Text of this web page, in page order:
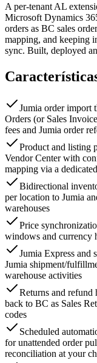
A per-tenant AL
Microsoft Dynamics
orders as BC sales
mapping, and keeping
sync. Built, deployed
Jumia order import
Orders (or Sales
fees and Jumia order
Product and listing
Vendor Center with
mapping via a
Bidirectional
per location to Jumia
warehouses
Price
windows and currency
Jumia Express
Jumia shipment/
warehouse activities
Returns and refund
back to BC as Sales
codes
Scheduled
for unattended order
reconciliation at your